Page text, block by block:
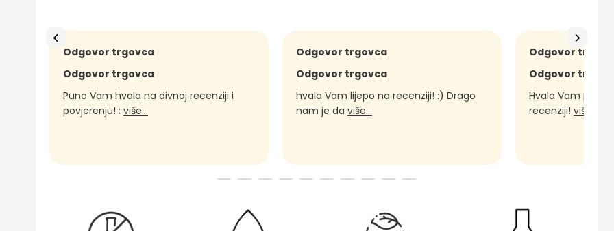
Odgovor trgovca
Odgovor trgovca
Puno Vam hvala na divnoj recenziji i
povjerenju! : više...
Odgovor trgovca
Odgovor trgovca
hvala Vam lijepo na recenziji! :) Drago
nam je da više...
Odgovor trgovca
Odgovor trgovca
Hvala Vam puno
recenziji! više...